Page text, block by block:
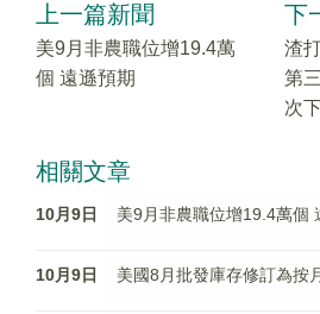
上一篇新聞
美9月非農職位增19.4萬
個 遠遜預期
下
渣
第
次
相關文章
10月9日 美9月非農職位增19.4萬個
10月9日 美國8月批發庫存修訂為按